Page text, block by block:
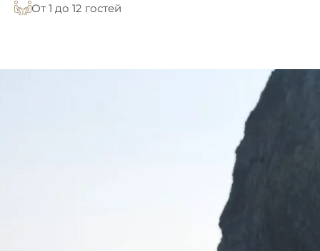
От 1 до 12 гостей